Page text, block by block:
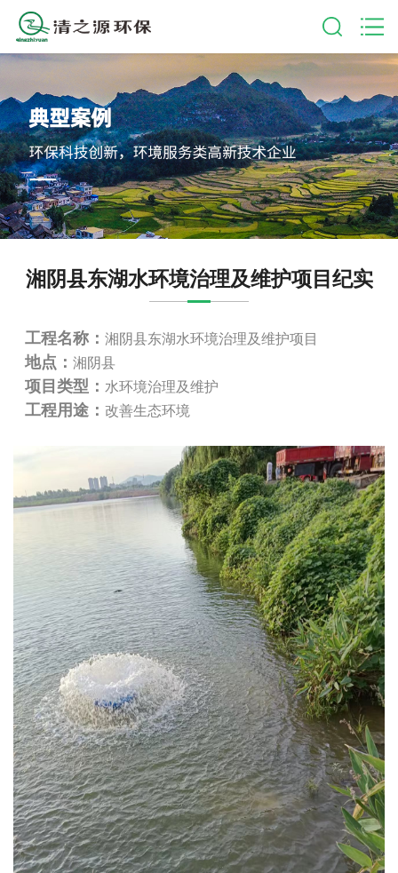
湘阴县东湖水环境治理及维护项目纪实
工程名称： 湘阴县东湖水环境治理及维护项目
地点： 湘阴县
项目类型： 水环境治理及维护
工程用途： 改善生态环境